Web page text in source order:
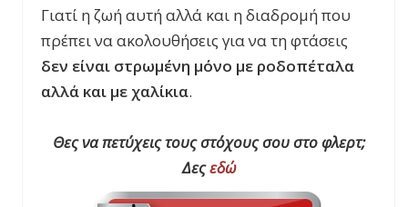
Γιατί η ζωή αυτή αλλά και η διαδρομή που
πρέπει να ακολουθήσεις για να τη φτάσεις
δεν είναι στρωμένη μόνο με ροδοπέταλα
αλλά και με χαλίκια.
Θες να πετύχεις τους στόχους σου στο φλερτ;
Δεςεδώ